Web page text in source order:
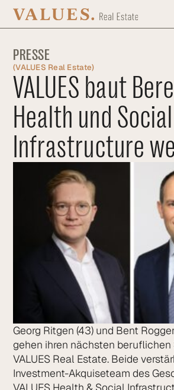
Zum Hauptinhalt springen
(VALUES Real Estate)
PRESSE
VALUES baut
Health und Social
Infrastructure
Georg Ritgen (43) und Bent
gehen ihren nächsten beruflichen
VALUES Real Estate. Beide
Investment-Akquiseteam des